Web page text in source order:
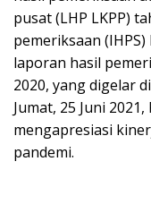
pusat (LHP LKPP)
pemeriksaan
laporan hasil
2020, yang digelar
Jumat, 25 Juni
mengapresiasi
pandemi.